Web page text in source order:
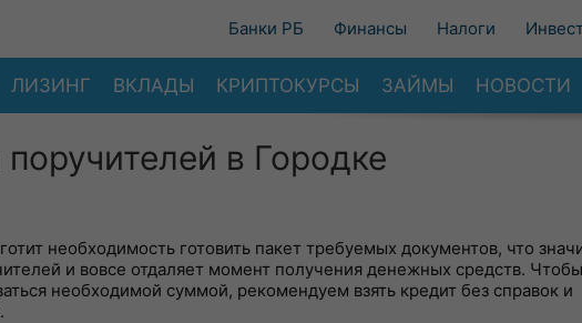
Банки РБ Финансы Налоги
ЛИЗИНГ ВКЛАДЫ КРИПТОКУРСЫ ЗАЙМЫ НОВОСТИ
в Городке
необходимость готовить пакет требуемых документов, что
и вовсе отдаляет момент получения денежных средств. Чтобы
необходимой суммой, рекомендуем взять кредит без справок и